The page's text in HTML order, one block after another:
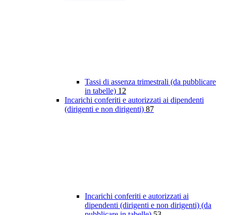
Tassi di assenza trimestrali (da pubblicare
in tabelle) 12
Incarichi conferiti e autorizzati ai dipendenti
(dirigenti e non dirigenti) 87
Incarichi conferiti e autorizzati ai
dipendenti (dirigenti e non dirigenti) (da